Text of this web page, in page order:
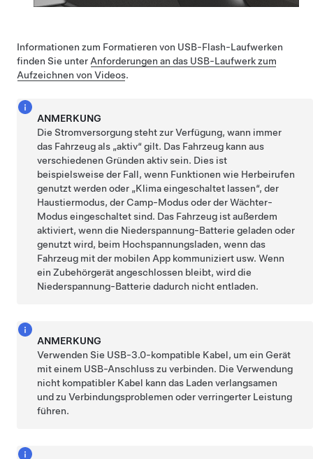
Informationen zum Formatieren von USB-Flash-Laufwerken
finden Sie unter Anforderungen an das USB-Laufwerk zum
Aufzeichnen von Videos.
ANMERKUNG
Die Stromversorgung steht zur Verfügung, wann immer
das Fahrzeug als „aktiv“ gilt. Das Fahrzeug kann aus
verschiedenen Gründen aktiv sein. Dies ist
beispielsweise der Fall, wenn Funktionen wie Herbeirufen
genutzt werden oder „Klima eingeschaltet lassen“, der
Haustiermodus, der Camp-Modus oder der Wächter-
Modus eingeschaltet sind. Das Fahrzeug ist außerdem
aktiviert, wenn die Niederspannung-Batterie geladen oder
genutzt wird, beim Hochspannungsladen, wenn das
Fahrzeug mit der mobilen App kommuniziert usw. Wenn
ein Zubehörgerät angeschlossen bleibt, wird die
Niederspannung-Batterie dadurch nicht entladen.
ANMERKUNG
Verwenden Sie USB-3.0-kompatible Kabel, um ein Gerät
mit einem USB-Anschluss zu verbinden. Die Verwendung
nicht kompatibler Kabel kann das Laden verlangsamen
und zu Verbindungsproblemen oder verringerter Leistung
führen.